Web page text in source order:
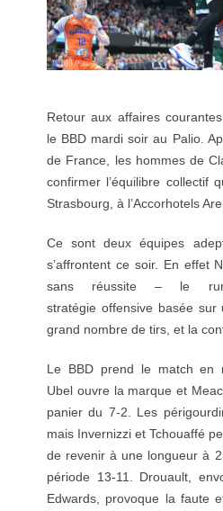
Retour aux affaires
le BBD mardi soir au Palio.
de France, les hommes de
confirmer l’équilibre collectif
Strasbourg, à l’Accorhotels
Ce sont deux équipes
s’affrontent ce soir. En effet
sans réussite – le
stratégie offensive basée
grand nombre de tirs, et la
Le BBD prend le match en
Ubel ouvre la marque et
panier du 7-2. Les
mais Invernizzi et Tchouaffé
de revenir à une longueur à
période 13-11. Drouault,
Edwards, provoque la faute